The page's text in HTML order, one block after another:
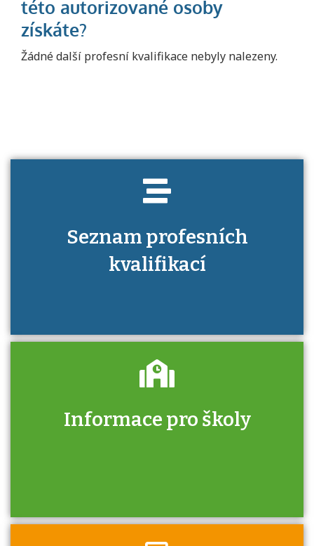
Žádné další profesní kvalifikace nebyly nalezeny.
Seznam profesních
kvalifikací
Projděte si seznam profesních kvalifikací.
Informace pro školy
Zjistěte, jak se přihlásit ke zkoušce a kde